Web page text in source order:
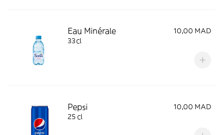
Eau Minérale
10,00 MAD
33cl
Pepsi
10,00 MAD
25 cl